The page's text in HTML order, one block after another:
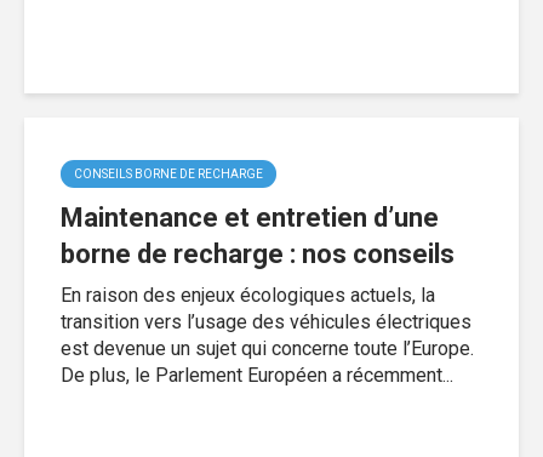
CONSEILS BORNE DE RECHARGE
Maintenance et entretien d’une
borne de recharge : nos conseils
En raison des enjeux écologiques actuels, la
transition vers l’usage des véhicules électriques
est devenue un sujet qui concerne toute l’Europe.
De plus, le Parlement Européen a récemment...